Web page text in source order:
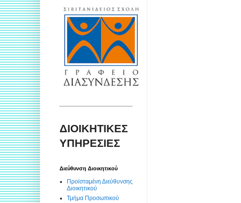
ΔΙΟΙΚΗΤΙΚΕΣ
ΥΠΗΡΕΣΙΕΣ
Διεύθυνση Διοικητικού
Προϊσταμένη Διεύθυνσης
Διοικητικού
Τμήμα Προσωπικού